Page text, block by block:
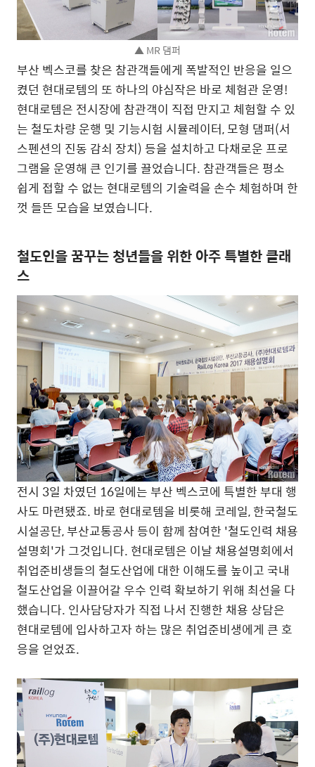
▲ MR 댐퍼
부산 벡스코를 찾은 참관객들에게 폭발적인 반응을 일으
켰던 현대로템의 또 하나의 야심작은 바로 체험관 운영!
현대로템은 전시장에 참관객이 직접 만지고 체험할 수 있
는 철도차량 운행 및 기능시험 시뮬레이터, 모형 댐퍼(서
스펜션의 진동 감쇠 장치) 등을 설치하고 다채로운 프로
그램을 운영해 큰 인기를 끌었습니다. 참관객들은 평소
쉽게 접할 수 없는 현대로템의 기술력을 손수 체험하며 한
껏 들뜬 모습을 보였습니다.
철도인을 꿈꾸는 청년들을 위한 아주 특별한 클래
스
전시 3일 차였던 16일에는 부산 벡스코에 특별한 부대 행
사도 마련됐죠. 바로 현대로템을 비롯해 코레일, 한국철도
시설공단, 부산교통공사 등이 함께 참여한 '철도인력 채용
설명회'가 그것입니다. 현대로템은 이날 채용설명회에서
취업준비생들의 철도산업에 대한 이해도를 높이고 국내
철도산업을 이끌어갈 우수 인력 확보하기 위해 최선을 다
했습니다. 인사담당자가 직접 나서 진행한 채용 상담은
현대로템에 입사하고자 하는 많은 취업준비생에게 큰 호
응을 얻었죠.